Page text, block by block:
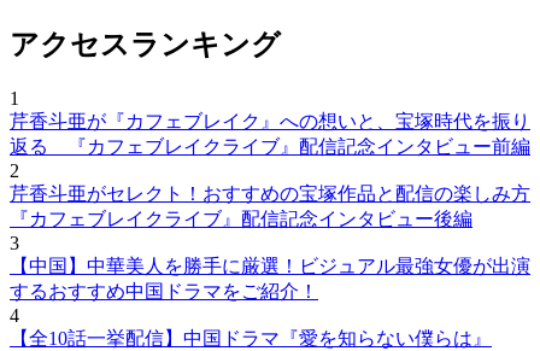
アクセスランキング
1
芹香斗亜が『カフェブレイク』への想いと、宝塚時代を振り
返る 『カフェブレイクライブ』配信記念インタビュー前編
2
芹香斗亜がセレクト！おすすめの宝塚作品と配信の楽しみ方
『カフェブレイクライブ』配信記念インタビュー後編
3
【中国】中華美人を勝手に厳選！ビジュアル最強女優が出演
するおすすめ中国ドラマをご紹介！
4
【全10話一挙配信】中国ドラマ『愛を知らない僕らは』